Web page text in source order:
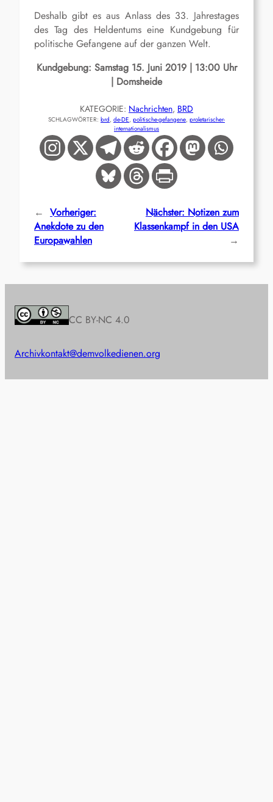
Deshalb gibt es aus Anlass des 33. Jahrestages
des Tag des Heldentums eine Kundgebung für
politische Gefangene auf der ganzen Welt.
Kundgebung: Samstag 15. Juni 2019 | 13:00 Uhr
| Domsheide
KATEGORIE: Nachrichten, BRD
SCHLAGWÖRTER: brd, de-DE, politische-gefangene, proletarischer-
internationalismus
← Vorheriger:
Anekdote zu den
Europawahlen
Nächster: Notizen zum
Klassenkampf in den USA
→
CC BY-NC 4.0
Archivkontakt@demvolkedienen.org